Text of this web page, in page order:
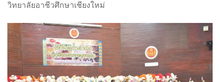
วิทยาลัยอาชีวศึกษาเชียงใหม่